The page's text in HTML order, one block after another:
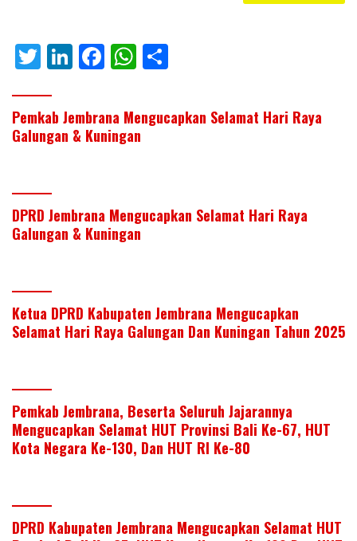
T
itt
er
Li
k
e
F
e
b
k
W
at
s
p
ar
e
Pemkab Jembrana Mengucapkan Selamat Hari Raya
Galungan & Kuningan
DPRD Jembrana Mengucapkan Selamat Hari Raya
Galungan & Kuningan
Ketua DPRD Kabupaten Jembrana Mengucapkan
Selamat Hari Raya Galungan Dan Kuningan Tahun 2025
Pemkab Jembrana, Beserta Seluruh Jajarannya
Mengucapkan Selamat HUT Provinsi Bali Ke-67, HUT
Kota Negara Ke-130, Dan HUT RI Ke-80
DPRD Kabupaten Jembrana Mengucapkan Selamat HUT